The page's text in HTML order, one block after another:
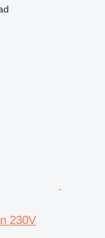
230V